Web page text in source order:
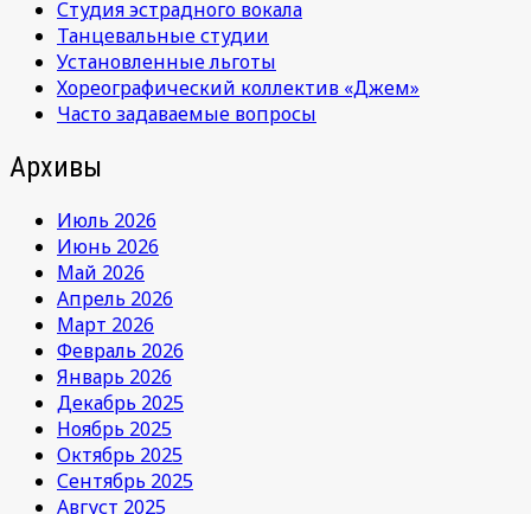
Студия эстрадного вокала
Танцевальные студии
Установленные льготы
Хореографический коллектив «Джем»
Часто задаваемые вопросы
Архивы
Июль 2026
Июнь 2026
Май 2026
Апрель 2026
Март 2026
Февраль 2026
Январь 2026
Декабрь 2025
Ноябрь 2025
Октябрь 2025
Сентябрь 2025
Август 2025